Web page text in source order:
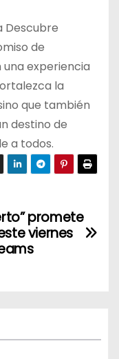
Descubre
de
experiencia
la
que también
destino de
a todos.
promete
viernes